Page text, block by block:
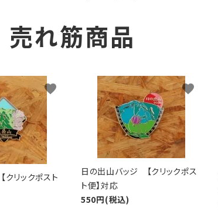
売れ筋商品
リックポスト
favorite
日の出山バッジ 【クリックポス
ト便】対応
550円(税込)
favorite